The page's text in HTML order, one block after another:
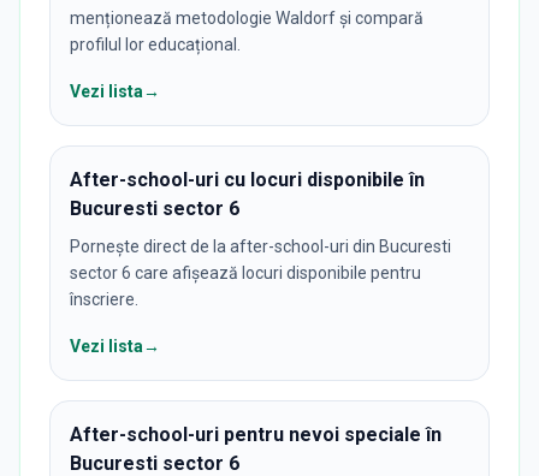
menționează metodologie Waldorf și compară
profilul lor educațional.
Vezi lista→
After-school-uri cu locuri disponibile în
Bucuresti sector 6
Pornește direct de la after-school-uri din Bucuresti
sector 6 care afișează locuri disponibile pentru
înscriere.
Vezi lista→
After-school-uri pentru nevoi speciale în
Bucuresti sector 6